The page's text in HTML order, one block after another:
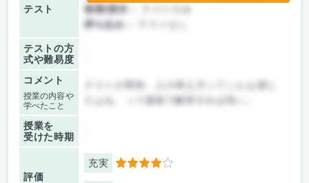
テスト
後期/期末：
持ち込み：
テストの方
式や難易度
コメント
授業の内容や
学べたこと
だよね、って感覚で解答すれば良い。
授業を
受けた時期
評価
充実 4